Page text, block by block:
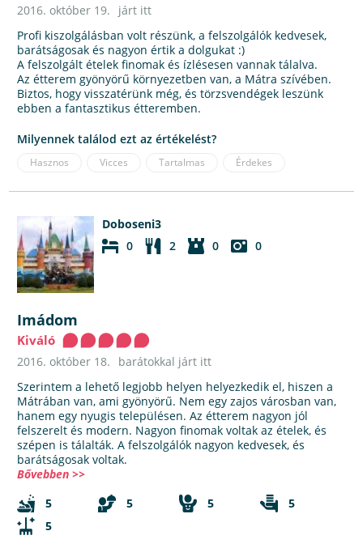
2016. október 19.
járt itt
Profi kiszolgálásban volt részünk, a felszolgálók kedvesek,
barátságosak és nagyon értik a dolgukat :)
A felszolgált ételek finomak és ízlésesen vannak tálalva.
Az étterem gyönyörű környezetben van, a Mátra szívében.
Biztos, hogy visszatérünk még, és törzsvendégek leszünk
ebben a fantasztikus étteremben.
Milyennek találod ezt az értékelést?
Hasznos Vicces Tartalmas Érdekes
Doboseni3
0
2 0 0
Imádom
Kiváló
2016. október 18.
barátokkal járt itt
Szerintem a lehető legjobb helyen helyezkedik el, hiszen a
Mátrában van, ami gyönyörű. Nem egy zajos városban van,
hanem egy nyugis településen. Az étterem nagyon jól
felszerelt és modern. Nagyon finomak voltak az ételek, és
szépen is tálalták. A felszolgálók nagyon kedvesek, és
barátságosak voltak.
Bővebben >>
5
5 5
5
5